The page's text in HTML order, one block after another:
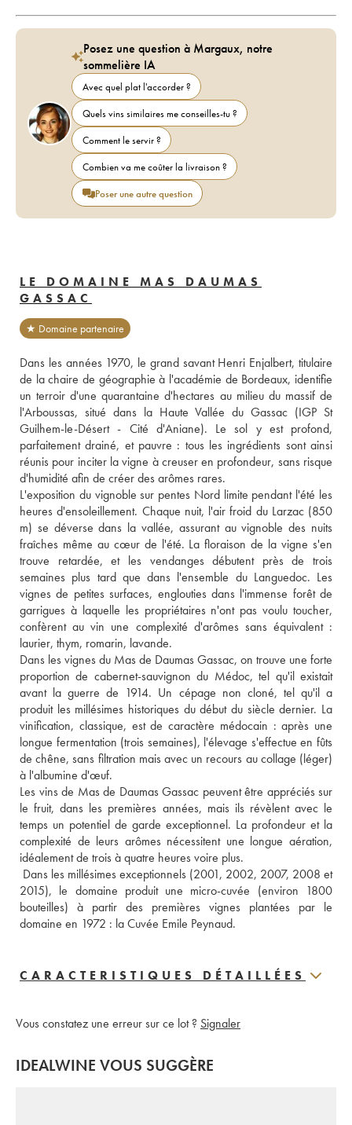
Posez une question à Margaux, notre
sommelière IA
Avec quel plat l'accorder ?
Quels vins similaires me conseilles-tu ?
Comment le servir ?
Combien va me coûter la livraison ?
Poser une autre question
LE DOMAINE MAS DAUMAS
GASSAC
★ Domaine partenaire
Dans les années 1970, le grand savant Henri Enjalbert, titulaire
de la chaire de géographie à l'académie de Bordeaux, identifie
un terroir d'une quarantaine d'hectares au milieu du massif de
l'Arboussas, situé dans la Haute Vallée du Gassac (IGP St
Guilhem-le-Désert - Cité d'Aniane). Le sol y est profond,
parfaitement drainé, et pauvre : tous les ingrédients sont ainsi
réunis pour inciter la vigne à creuser en profondeur, sans risque
d'humidité afin de créer des arômes rares.
L'exposition du vignoble sur pentes Nord limite pendant l'été les
heures d'ensoleillement. Chaque nuit, l'air froid du Larzac (850
m) se déverse dans la vallée, assurant au vignoble des nuits
fraîches même au cœur de l'été. La floraison de la vigne s'en
trouve retardée, et les vendanges débutent près de trois
semaines plus tard que dans l'ensemble du Languedoc. Les
vignes de petites surfaces, englouties dans l'immense forêt de
garrigues à laquelle les propriétaires n'ont pas voulu toucher,
confèrent au vin une complexité d'arômes sans équivalent :
laurier, thym, romarin, lavande.
Dans les vignes du Mas de Daumas Gassac, on trouve une forte
proportion de cabernet-sauvignon du Médoc, tel qu'il existait
avant la guerre de 1914. Un cépage non cloné, tel qu'il a
produit les millésimes historiques du début du siècle dernier. La
vinification, classique, est de caractère médocain : après une
longue fermentation (trois semaines), l'élevage s'effectue en fûts
de chêne, sans filtration mais avec un recours au collage (léger)
à l'albumine d'œuf.
Les vins de Mas de Daumas Gassac peuvent être appréciés sur
le fruit, dans les premières années, mais ils révèlent avec le
temps un potentiel de garde exceptionnel. La profondeur et la
complexité de leurs arômes nécessitent une longue aération,
idéalement de trois à quatre heures voire plus.
Dans les millésimes exceptionnels (2001, 2002, 2007, 2008 et
2015), le domaine produit une micro-cuvée (environ 1800
bouteilles) à partir des premières vignes plantées par le
domaine en 1972 : la Cuvée Emile Peynaud.
CARACTERISTIQUES DÉTAILLÉES
Vous constatez une erreur sur ce lot ? Signaler
IDEALWINE VOUS SUGGÈRE